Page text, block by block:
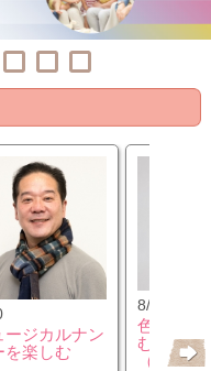
ージカルナン
を楽しむ
8/12
色のチカ
むカラー
（第2水